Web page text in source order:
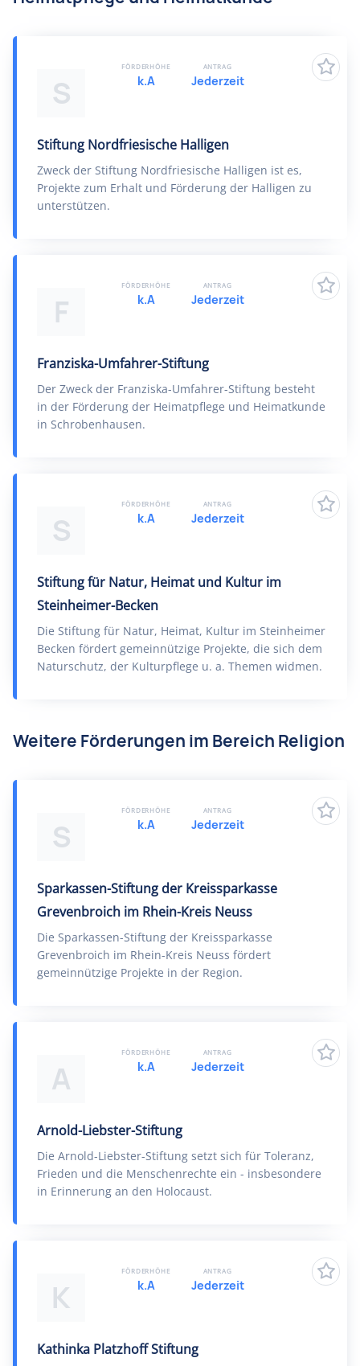
S
Stiftung Nordfriesische Halligen
Zweck der Stiftung Nordfriesische Halligen ist es,
Projekte zum Erhalt und Förderung der Halligen zu
unterstützen.
FÖRDERHÖHE
k.A
ANTRAG
Jederzeit
F
Franziska-Umfahrer-Stiftung
Der Zweck der Franziska-Umfahrer-Stiftung besteht
in der Förderung der Heimatpflege und Heimatkunde
in Schrobenhausen.
FÖRDERHÖHE
k.A
ANTRAG
Jederzeit
S
Stiftung für Natur, Heimat und Kultur im
Steinheimer-Becken
Die Stiftung für Natur, Heimat, Kultur im Steinheimer
Becken fördert gemeinnützige Projekte, die sich dem
Naturschutz, der Kulturpflege u. a. Themen widmen.
FÖRDERHÖHE
k.A
ANTRAG
Jederzeit
Weitere Förderungen im Bereich Religion
S
Sparkassen-Stiftung der Kreissparkasse
Grevenbroich im Rhein-Kreis Neuss
Die Sparkassen-Stiftung der Kreissparkasse
Grevenbroich im Rhein-Kreis Neuss fördert
gemeinnützige Projekte in der Region.
FÖRDERHÖHE
k.A
ANTRAG
Jederzeit
A
Arnold-Liebster-Stiftung
Die Arnold-Liebster-Stiftung setzt sich für Toleranz,
Frieden und die Menschenrechte ein - insbesondere
in Erinnerung an den Holocaust.
FÖRDERHÖHE
k.A
ANTRAG
Jederzeit
K
Kathinka Platzhoff Stiftung
FÖRDERHÖHE
k.A
ANTRAG
Jederzeit